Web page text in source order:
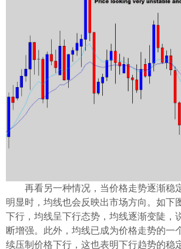
再看另一种情况，当价格走势逐渐稳
明显时，均线也会反映出市场方向。如下
下行，均线呈下行态势，均线逐渐变陡，
断增强。此外，均线已成为价格走势的一
续压制价格下行，这也表明下行趋势的稳